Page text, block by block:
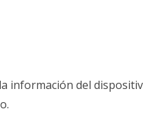
información del